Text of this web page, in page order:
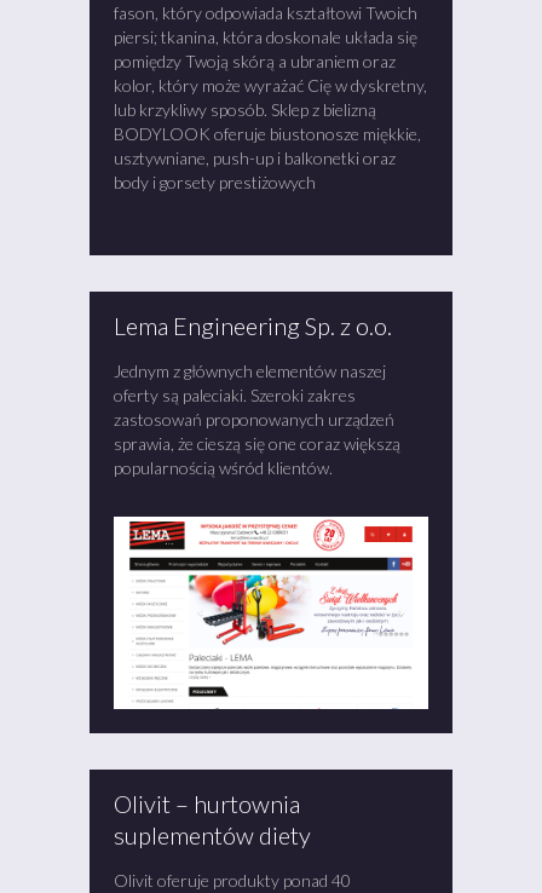
fason, który odpowiada kształtowi Twoich
piersi; tkanina, która doskonale układa się
pomiędzy Twoją skórą a ubraniem oraz
kolor, który może wyrażać Cię w dyskretny,
lub krzykliwy sposób. Sklep z bielizną
BODYLOOK oferuje biustonosze miękkie,
usztywniane, push-up i balkonetki oraz
body i gorsety prestiżowych
Lema Engineering Sp. z o.o.
Jednym z głównych elementów naszej
oferty są paleciaki. Szeroki zakres
zastosowań proponowanych urządzeń
sprawia, że cieszą się one coraz większą
popularnością wśród klientów.
Olivit – hurtownia
suplementów diety
Olivit oferuje produkty ponad 40